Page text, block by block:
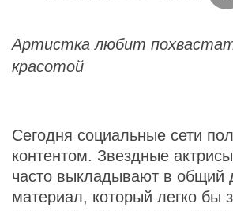
Артистка любит
красотой
Сегодня социальные сети
контентом. Звездные
часто выкладывают в общий
материал, который легко бы